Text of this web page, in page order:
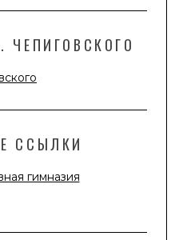
ЧЕПИГОВСКОГО
ССЫЛКИ